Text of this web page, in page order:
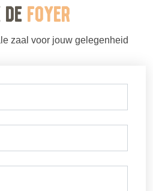
de Foyer
zaal voor jouw gelegenheid